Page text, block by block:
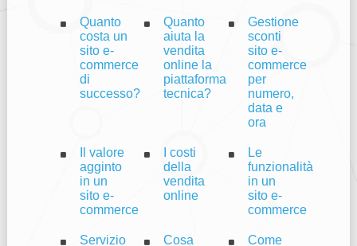
Quanto
costa un
sito e-
commerce
di
successo?
Quanto
aiuta la
vendita
online la
piattaforma
tecnica?
Gestione
sconti
sito e-
commerce
per
numero,
data e
ora
Il valore
agginto
in un
sito e-
commerce
I costi
della
vendita
online
Le
funzionalità
in un
sito e-
commerce
Servizio Cosa Come